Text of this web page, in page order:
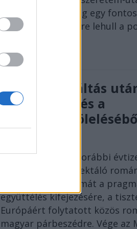
táborokkal, no meg egy
eredmény: egy időre lehull a
A rendszerváltás
volt menekvés a
történelem
Ideje lecserélni a korábbi
szenvedéseire reflektáló
megbékélés fogalmát a
együttélés kifejezésére, a
Európáért folytatott közös
magyar párbeszédre. Vége az